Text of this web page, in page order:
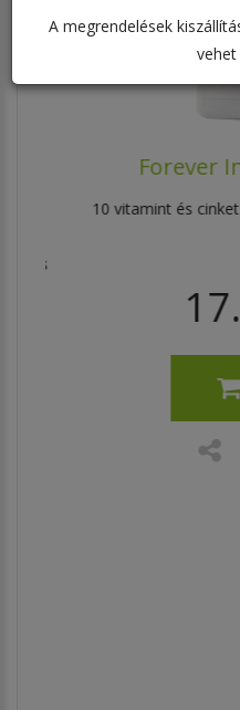
A megrendelések
vehet
Forever
10 vitamint és cinket